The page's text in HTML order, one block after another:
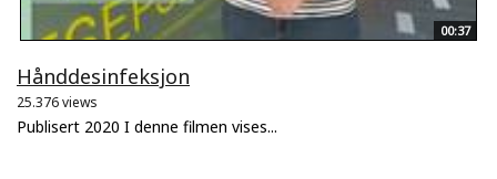
00:37
Hånddesinfeksjon
25.376 views
Publisert 2020 I denne filmen vises...